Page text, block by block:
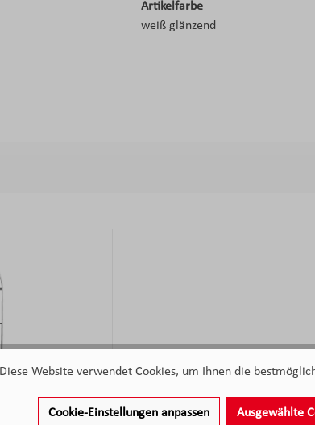
Artikelfarbe
weiß glänzend
Diese Website verwendet Cookies, um Ihnen die
Cookie-Einstellungen anpassen Ausgewählte